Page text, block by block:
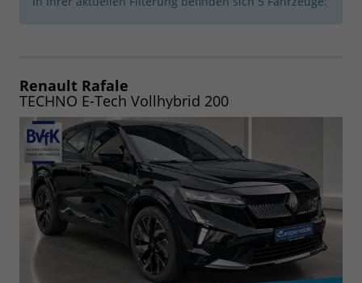
Renault Rafale
TECHNO E-Tech Vollhybrid 200